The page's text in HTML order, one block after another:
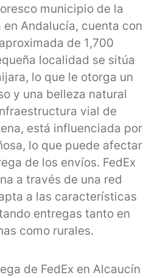
municipio de la
Andalucía, cuenta con
de 1,700
localidad se sitúa
lo que le otorga un
y una belleza natural
vial de
está influenciada por
lo que puede afectar
de los envíos. FedEx
a través de una red
a las características
entregas tanto en
como rurales.
de FedEx en Alcaucín